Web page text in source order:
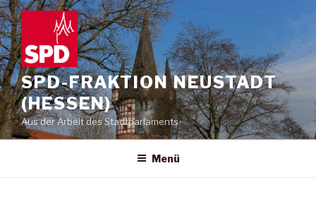
Zum
Inhalt
springen
SPD-FRAKTION NEUSTADT
(HESSEN)
Aus der Arbeit des Stadtparlaments
Menü